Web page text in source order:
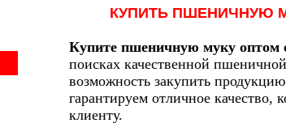
КУПИТЬ ПШЕНИЧНУЮ
Купите пшеничную муку оптом
поисках качественной
возможность закупить
гарантируем отличное
клиенту.